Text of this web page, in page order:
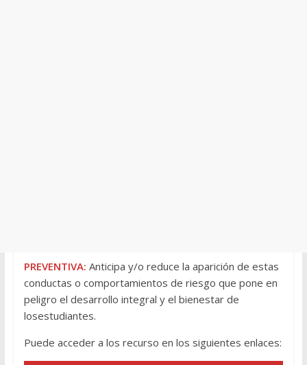
PREVENTIVA: Anticipa y/o reduce la aparición de estas
conductas o comportamientos de riesgo que pone en
peligro el desarrollo integral y el bienestar de
losestudiantes.
Puede acceder a los recurso en los siguientes enlaces: